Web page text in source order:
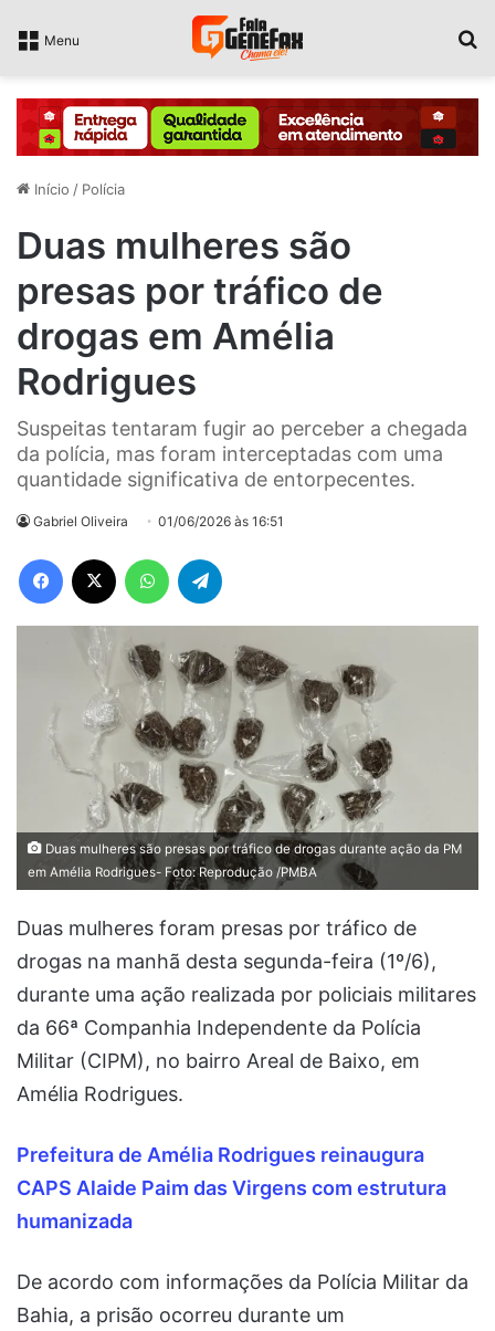
Menu
Início / Polícia
Duas mulheres são
presas por tráfico de
drogas em Amélia
Rodrigues
Suspeitas tentaram fugir ao perceber a chegada
da polícia, mas foram interceptadas com uma
quantidade significativa de entorpecentes.
Gabriel Oliveira 01/06/2026 às 16:51
Facebook WhatsApp
Duas mulheres são presas por tráfico de drogas durante ação da PM
em Amélia Rodrigues- Foto: Reprodução /PMBA
Duas mulheres foram presas por tráfico de
drogas na manhã desta segunda-feira (1º/6),
durante uma ação realizada por policiais militares
da 66ª Companhia Independente da Polícia
Militar (CIPM), no bairro Areal de Baixo, em
Amélia Rodrigues.
Prefeitura de Amélia Rodrigues reinaugura
CAPS Alaide Paim das Virgens com estrutura
humanizada
De acordo com informações da Polícia Militar da
Bahia, a prisão ocorreu durante um